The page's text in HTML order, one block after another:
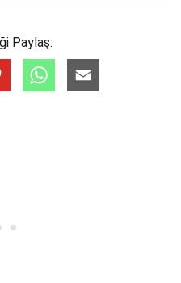
Paylaş: